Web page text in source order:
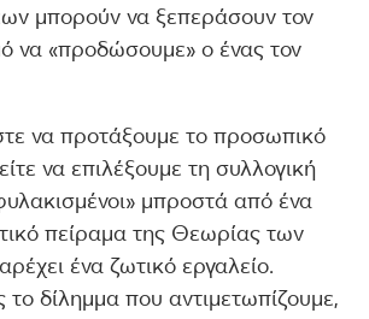
μπορούν να ξεπεράσουν τον
να «προδώσουμε» ο ένας τον
να προτάξουμε το προσωπικό
να επιλέξουμε τη συλλογική
μπροστά από ένα
πείραμα της Θεωρίας των
ένα ζωτικό εργαλείο.
το δίλημμα που αντιμετωπίζουμε,